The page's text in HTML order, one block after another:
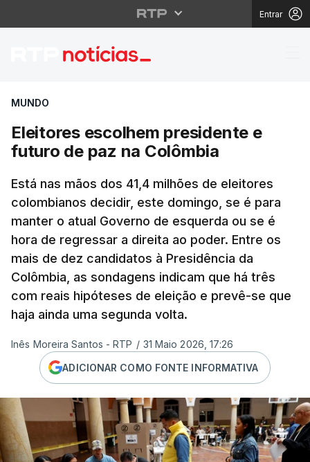
Entrar
Eleitores escolhem
MUNDO
Eleitores escolhem presidente e
futuro de paz na Colômbia
Está nas mãos dos 41,4 milhões de eleitores
colombianos decidir, este domingo, se é para
manter o atual Governo de esquerda ou se é
hora de regressar a direita ao poder. Entre os
mais de dez candidatos à Presidência da
Colômbia, as sondagens indicam que há três
com reais hipóteses de eleição e prevê-se que
haja ainda uma segunda volta.
Inês Moreira Santos - RTP / 31 Maio 2026, 17:26
ADICIONAR COMO FONTE INFORMATIVA